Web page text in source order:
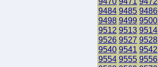
9484 9485 9486
9498 9499 9500
9512 9513 9514
9526 9527 9528
9540 9541 9542
9554 9555 9556